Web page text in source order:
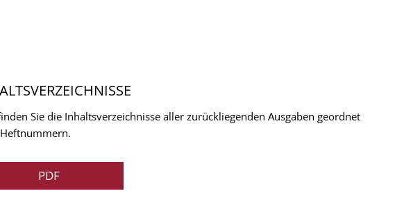
Sie die Inhaltsverzeichnisse aller zurückliegenden Ausgaben geordnet
PDF